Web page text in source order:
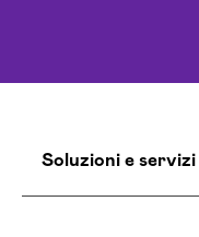
Soluzioni e